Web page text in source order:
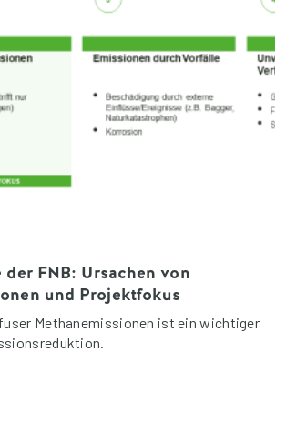
FNB: Ursachen von
und Projektfokus
Methanemissionen ist ein wichtiger